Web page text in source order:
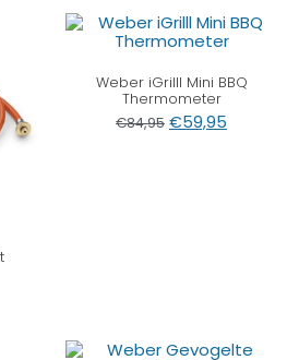
Weber iGrilll Mini BBQ
Thermometer
€84,95 €59,95